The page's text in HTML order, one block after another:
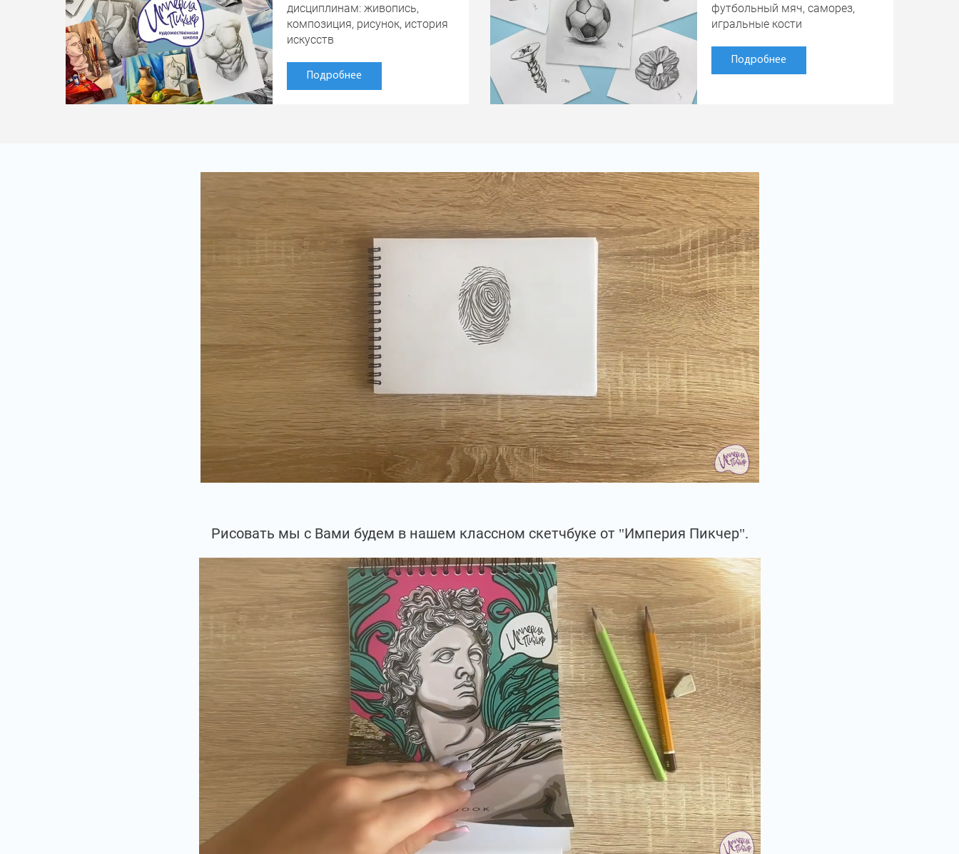
дисциплинам: живопись,
композиция, рисунок, история
искусств
Подробнее
футбольный мяч, саморез,
игральные кости
Подробнее
Рисовать мы с Вами будем в нашем классном скетчбуке от "Империя Пикчер".